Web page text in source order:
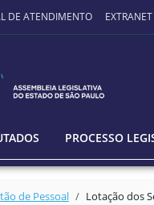
DE ATENDIMENTO EXTRANET
PROCESSO
de Pessoal Lotação dos